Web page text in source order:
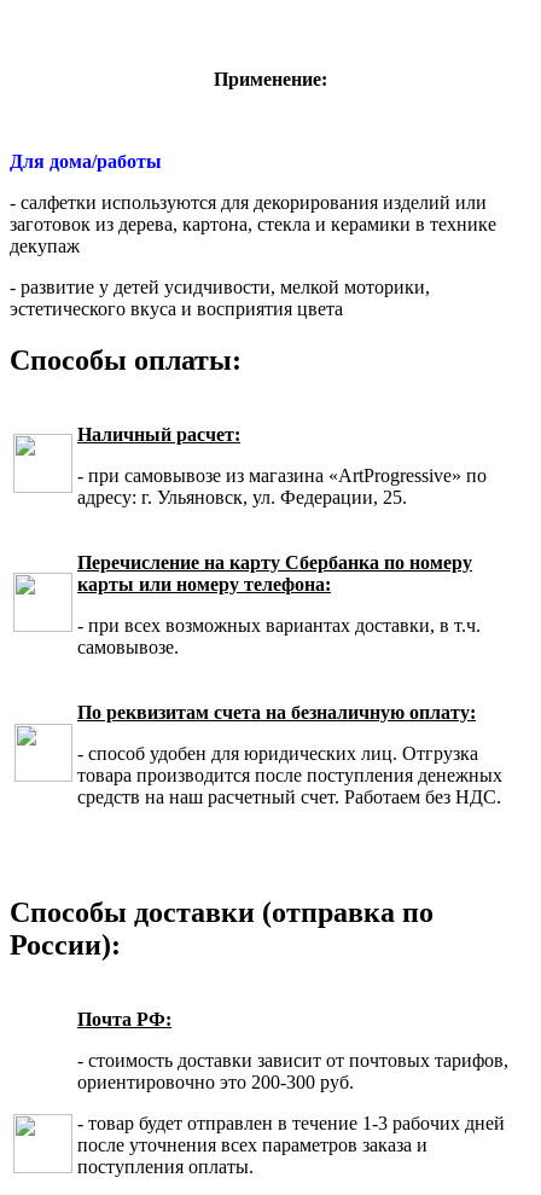
Применение:
Для дома/работы
- салфетки используются для декорирования изделий или
заготовок из дерева, картона, стекла и керамики в технике
декупаж
- развитие у детей усидчивости, мелкой моторики,
эстетического вкуса и восприятия цвета
Способы оплаты:
Наличный расчет:
- при самовывозе из магазина «ArtProgressive» по
адресу: г. Ульяновск, ул. Федерации, 25.
Перечисление на карту Сбербанка по номеру
карты или номеру телефона:
- при всех возможных вариантах доставки, в т.ч.
самовывозе.
По реквизитам счета на безналичную оплату:
- способ удобен для юридических лиц. Отгрузка
товара производится после поступления денежных
средств на наш расчетный счет. Работаем без НДС.
Способы доставки (отправка по
России):
Почта РФ:
- стоимость доставки зависит от почтовых тарифов,
ориентировочно это 200-300 руб.
- товар будет отправлен в течение 1-3 рабочих дней
после уточнения всех параметров заказа и
поступления оплаты.